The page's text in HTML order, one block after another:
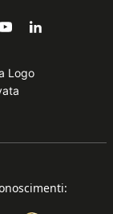
Logo